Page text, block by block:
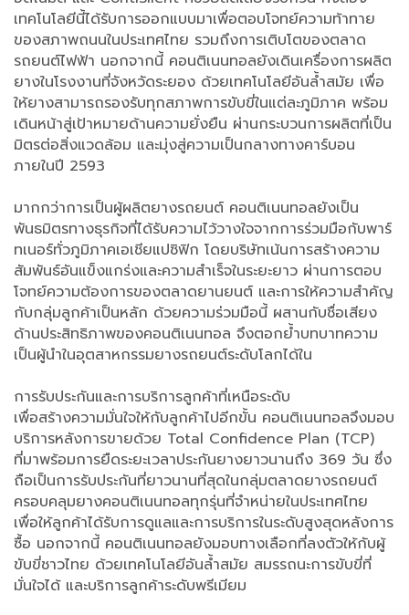
เทคโนโลยีนี้ได้รับการออกแบบมาเพื่อตอบโจทย์ความท้าทาย
ของสภาพถนนในประเทศไทย รวมถึงการเติบโตของตลาด
รถยนต์ไฟฟ้า นอกจากนี้ คอนติเนนทอลยังเดินเครื่องการผลิต
ยางในโรงงานที่จังหวัดระยอง ด้วยเทคโนโลยีอันล้ำสมัย เพื่อ
ให้ยางสามารถรองรับทุกสภาพการขับขี่ในแต่ละภูมิภาค พร้อม
เดินหน้าสู่เป้าหมายด้านความยั่งยืน ผ่านกระบวนการผลิตที่เป็น
มิตรต่อสิ่งแวดล้อม และมุ่งสู่ความเป็นกลางทางคาร์บอน
ภายในปี 2593
มากกว่าการเป็นผู้ผลิตยางรถยนต์ คอนติเนนทอลยังเป็น
พันธมิตรทางธุรกิจที่ได้รับความไว้วางใจจากการร่วมมือกับพาร์
ทเนอร์ทั่วภูมิภาคเอเชียแปซิฟิก โดยบริษัทเน้นการสร้างความ
สัมพันธ์อันแข็งแกร่งและความสำเร็จในระยะยาว ผ่านการตอบ
โจทย์ความต้องการของตลาดยานยนต์ และการให้ความสำคัญ
กับกลุ่มลูกค้าเป็นหลัก ด้วยความร่วมมือนี้ ผสานกับชื่อเสียง
ด้านประสิทธิภาพของคอนติเนนทอล จึงตอกย้ำบทบาทความ
เป็นผู้นำในอุตสาหกรรมยางรถยนต์ระดับโลกได้ใน
การรับประกันและการบริการลูกค้าที่เหนือระดับ
เพื่อสร้างความมั่นใจให้กับลูกค้าไปอีกขั้น คอนติเนนทอลจึงมอบ
บริการหลังการขายด้วย Total Confidence Plan (TCP)
ที่มาพร้อมการยืดระยะเวลาประกันยางยาวนานถึง 369 วัน ซึ่ง
ถือเป็นการรับประกันที่ยาวนานที่สุดในกลุ่มตลาดยางรถยนต์
ครอบคลุมยางคอนติเนนทอลทุกรุ่นที่จำหน่ายในประเทศไทย
เพื่อให้ลูกค้าได้รับการดูแลและการบริการในระดับสูงสุดหลังการ
ซื้อ นอกจากนี้ คอนติเนนทอลยังมอบทางเลือกที่ลงตัวให้กับผู้
ขับขี่ชาวไทย ด้วยเทคโนโลยีอันล้ำสมัย สมรรถนะการขับขี่ที่
มั่นใจได้ และบริการลูกค้าระดับพรีเมียม